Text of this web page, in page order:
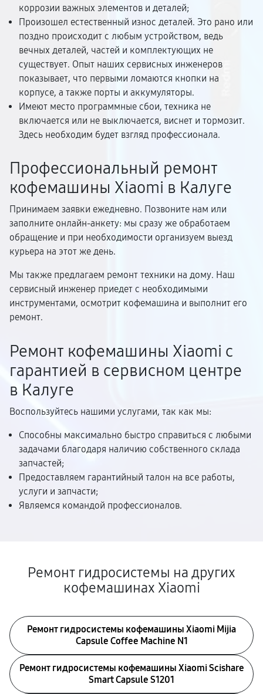
коррозии важных элементов и деталей;
Произошел естественный износ деталей. Это рано или
поздно происходит с любым устройством, ведь
вечных деталей, частей и комплектующих не
существует. Опыт наших сервисных инженеров
показывает, что первыми ломаются кнопки на
корпусе, а также порты и аккумуляторы.
Имеют место программные сбои, техника не
включается или не выключается, виснет и тормозит.
Здесь необходим будет взгляд профессионала.
Профессиональный ремонт
кофемашины Xiaomi в Калуге
Принимаем заявки ежедневно. Позвоните нам или
заполните онлайн-анкету: мы сразу же обработаем
обращение и при необходимости организуем выезд
курьера на этот же день.
Мы также предлагаем ремонт техники на дому. Наш
сервисный инженер приедет с необходимыми
инструментами, осмотрит кофемашина и выполнит его
ремонт.
Ремонт кофемашины Xiaomi с
гарантией в сервисном центре
в Калуге
Воспользуйтесь нашими услугами, так как мы:
Способны максимально быстро справиться с любыми
задачами благодаря наличию собственного склада
запчастей;
Предоставляем гарантийный талон на все работы,
услуги и запчасти;
Являемся командой профессионалов.
Ремонт гидросистемы на других
кофемашинах Xiaomi
Ремонт гидросистемы кофемашины Xiaomi Mijia
Capsule Coffee Machine N1
Ремонт гидросистемы кофемашины Xiaomi Scishare
Smart Capsule S1201